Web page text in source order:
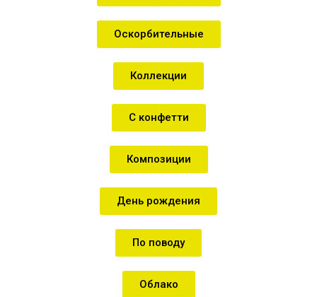
Оскорбительные
Коллекции
С конфетти
Композиции
День рождения
По поводу
Облако